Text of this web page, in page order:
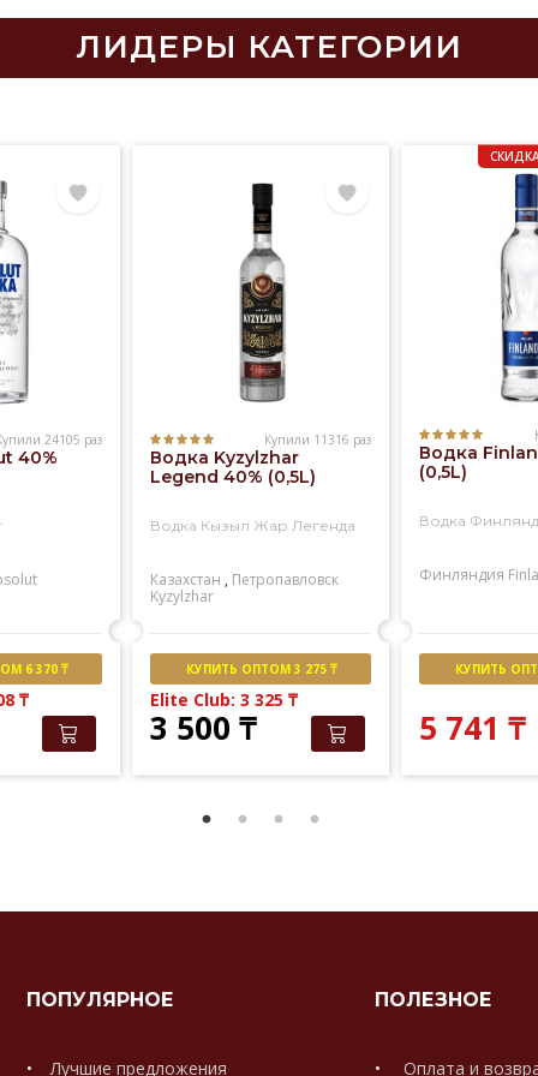
ЛИДЕРЫ КАТЕГОРИИ
24105 раз
40%
6 370 ₸
₸
Купили 11316 раз
Водка Kyzylzhar
Legend 40% (0,5L)
Водка Кызыл Жар Легенда
Казахстан , Петропавловск
Kyzylzhar
КУПИТЬ ОПТОМ 3 275 ₸
Elite Club: 3 325 ₸
3 500 ₸
Водка
(0,5L)
Водка
Финляндия
КУПИТЬ
5 741 ₸
ПОПУЛЯРНОЕ
Лучшие предложения
ПОЛЕЗНОЕ
Оплата и